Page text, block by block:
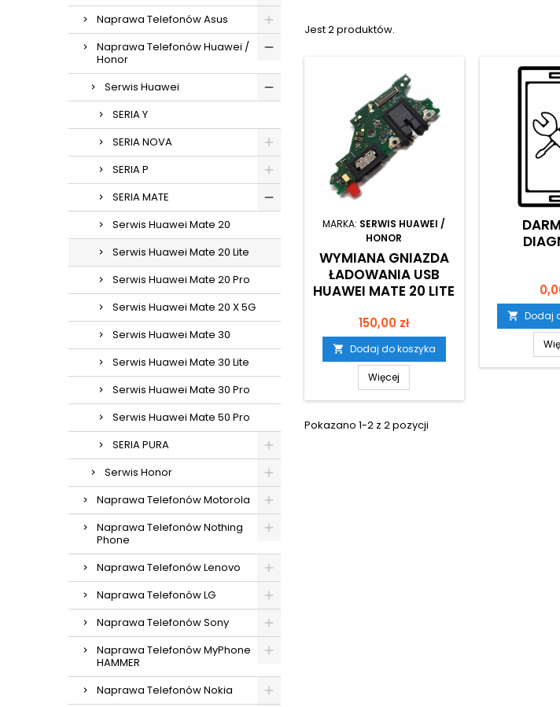
Naprawa Telefonów Asus
Naprawa Telefonów Huawei /
Honor
Serwis Huawei
SERIA Y
SERIA NOVA
SERIA P
SERIA MATE
Serwis Huawei Mate 20
Serwis Huawei Mate 20 Lite
Serwis Huawei Mate 20 Pro
Serwis Huawei Mate 20 X 5G
Serwis Huawei Mate 30
Serwis Huawei Mate 30 Lite
Serwis Huawei Mate 30 Pro
Serwis Huawei Mate 50 Pro
SERIA PURA
Serwis Honor
Naprawa Telefonów Motorola
Naprawa Telefonów Nothing
Phone
Naprawa Telefonów Lenovo
Naprawa Telefonów LG
Naprawa Telefonów Sony
Naprawa Telefonów MyPhone
HAMMER
Naprawa Telefonów Nokia
Jest 2 produktów.
MARKA: SERWIS HUAWEI /
HONOR
WYMIANA GNIAZDA
ŁADOWANIA USB
HUAWEI MATE 20 LITE
Cena
150,00 zł
 Dodaj do koszyka
Więcej
 Dodaj
Pokazano 1-2 z 2 pozycji